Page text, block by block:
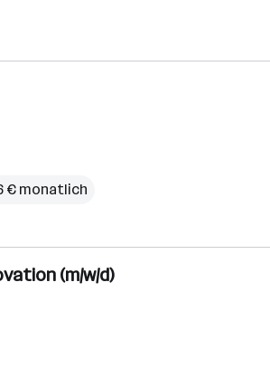
€ monatlich
(m/w/d)